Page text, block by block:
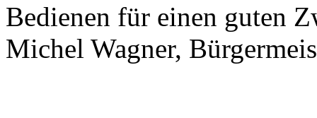
Bedienen für einen guten
Michel Wagner,